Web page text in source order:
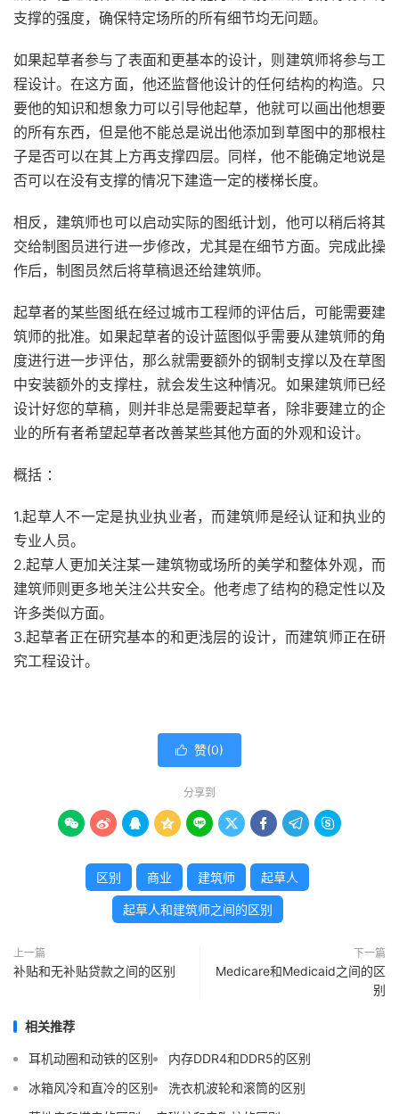
支撑的强度，确保特定场所的所有细节均无问题。
如果起草者参与了表面和更基本的设计，则建筑师将参与工
程设计。在这方面，他还监督他设计的任何结构的构造。只
要他的知识和想象力可以引导他起草，他就可以画出他想要
的所有东西，但是他不能总是说出他添加到草图中的那根柱
子是否可以在其上方再支撑四层。同样，他不能确定地说是
否可以在没有支撑的情况下建造一定的楼梯长度。
相反，建筑师也可以启动实际的图纸计划，他可以稍后将其
交给制图员进行进一步修改，尤其是在细节方面。完成此操
作后，制图员然后将草稿退还给建筑师。
起草者的某些图纸在经过城市工程师的评估后，可能需要建
筑师的批准。如果起草者的设计蓝图似乎需要从建筑师的角
度进行进一步评估，那么就需要额外的钢制支撑以及在草图
中安装额外的支撑柱，就会发生这种情况。如果建筑师已经
设计好您的草稿，则并非总是需要起草者，除非要建立的企
业的所有者希望起草者改善某些其他方面的外观和设计。
概括 ：
1.起草人不一定是执业执业者，而建筑师是经认证和执业的
专业人员。
2.起草人更加关注某一建筑物或场所的美学和整体外观，而
建筑师则更多地关注公共安全。他考虑了结构的稳定性以及
许多类似方面。
3.起草者正在研究基本的和更浅层的设计，而建筑师正在研
究工程设计。
 赞(0)
分享到
        
区别 商业 建筑师 起草人
起草人和建筑师之间的区别
上一篇
补贴和无补贴贷款之间的区别
下一篇
Medicare和Medicaid之间的区
别
相关推荐
耳机动圈和动铁的区别
内存DDR4和DDR5的区别
冰箱风冷和直冷的区别
洗衣机波轮和滚筒的区别